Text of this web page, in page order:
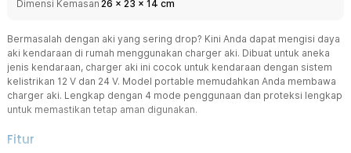
Dimensi Kemasan 26 x 23 x 14 cm
Bermasalah dengan aki yang sering drop? Kini Anda dapat mengisi daya
aki kendaraan di rumah menggunakan charger aki. Dibuat untuk aneka
jenis kendaraan, charger aki ini cocok untuk kendaraan dengan sistem
kelistrikan 12 V dan 24 V. Model portable memudahkan Anda membawa
charger aki. Lengkap dengan 4 mode penggunaan dan proteksi lengkap
untuk memastikan tetap aman digunakan.
Fitur